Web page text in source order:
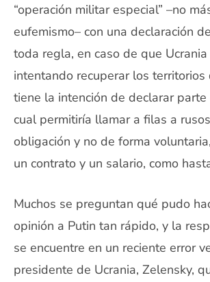
“operación militar especial” –no
eufemismo– con una declaración
toda regla, en caso de que
intentando recuperar los territorios
tiene la intención de declarar parte
cual permitiría llamar a filas a
obligación y no de forma
un contrato y un salario, como
Muchos se preguntan qué pudo
opinión a Putin tan rápido, y la
se encuentre en un reciente error
presidente de Ucrania, Zelensky,